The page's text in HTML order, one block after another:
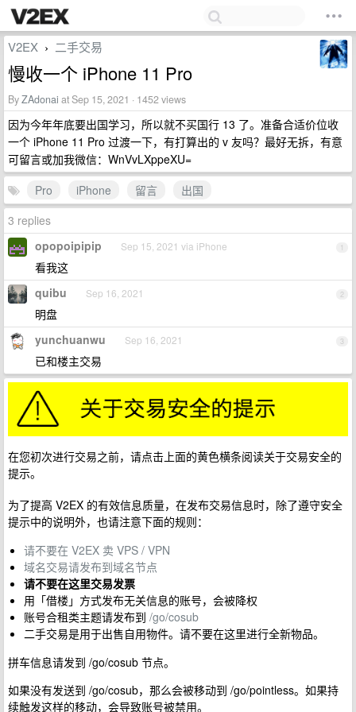
V2EX › 二手交易
慢收一个 iPhone 11 Pro
ByZAdonai at Sep 15, 2021 · 1452 views
因为今年年底要出国学习，所以就不买国行 13 了。准备合适价位收
一个 iPhone 11 Pro 过渡一下，有打算出的 v 友吗？最好无拆，有意
可留言或加我微信：WnVvLXppeXU=
Pro
iPhone 留言
出国
3 replies
1
opopoipipip Sep 15, 2021 via iPhone
看我这
2
quibu Sep 16, 2021
明盘
3
yunchuanwu Sep 16, 2021
已和楼主交易
在您初次进行交易之前，请点击上面的黄色横条阅读关于交易安全的
提示。
为了提高 V2EX 的有效信息质量，在发布交易信息时，除了遵守安全
提示中的说明外，也请注意下面的规则：
请不要在 V2EX 卖 VPS / VPN
域名交易请发布到域名节点
请不要在这里交易发票
用「借楼」方式发布无关信息的账号，会被降权
账号合租类主题请发布到 /go/cosub
二手交易是用于出售自用物件。请不要在这里进行全新物品。
拼车信息请发到 /go/cosub 节点。
如果没有发送到 /go/cosub，那么会被移动到 /go/pointless。如果持
续触发这样的移动，会导致账号被禁用。